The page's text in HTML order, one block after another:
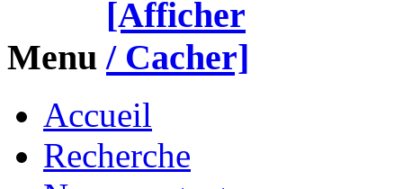
Menu
Accueil
Recherche